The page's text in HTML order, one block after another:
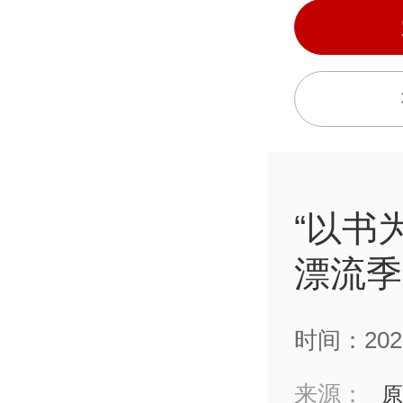
“以书
漂流季
时间：
来源：